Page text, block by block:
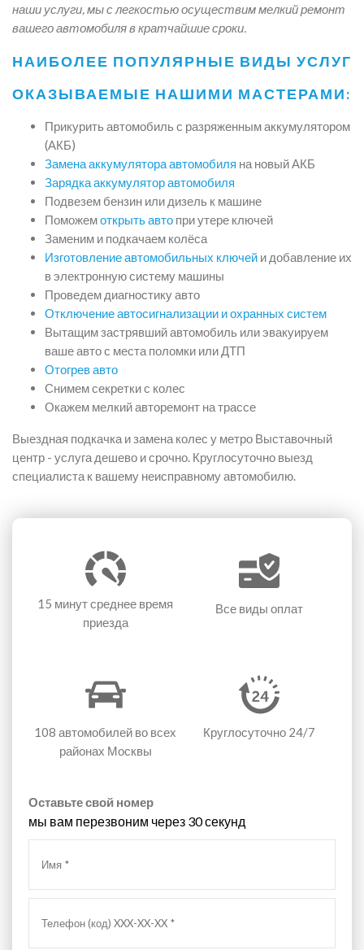
наши услуги, мы с легкостью осуществим мелкий ремонт
вашего автомобиля в кратчайшие сроки.
НАИБОЛЕЕ ПОПУЛЯРНЫЕ ВИДЫ УСЛУГ
ОКАЗЫВАЕМЫЕ НАШИМИ МАСТЕРАМИ:
Прикурить автомобиль с разряженным аккумулятором
(АКБ)
Замена аккумулятора автомобиля на новый АКБ
Зарядка аккумулятор автомобиля
Подвезем бензин или дизель к машине
Поможемоткрыть авто при утере ключей
Заменим и подкачаем колёса
Изготовление автомобильных ключей и добавление их
в электронную систему машины
Проведем диагностику авто
Отключение автосигнализации и охранных систем
Вытащим застрявший автомобиль или эвакуируем
ваше авто с места поломки или ДТП
Отогрев авто
Снимем секретки с колес
Окажем мелкий авторемонт на трассе
Выездная подкачка и замена колес у метро Выставочный
центр - услуга дешево и срочно. Круглосуточно выезд
специалиста к вашему неисправному автомобилю.
15 минутсреднее время
приезда
Все виды оплат
108 автомобилей во всех
районах Москвы
Круглосуточно 24/7
Оставьте свой номер
мы вам перезвоним через 30 секунд